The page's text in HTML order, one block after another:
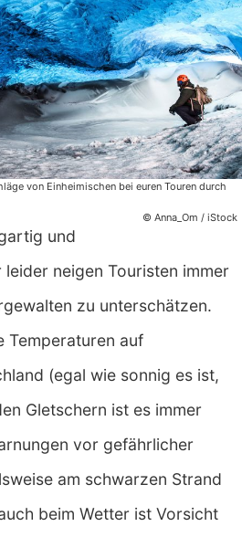
von Einheimischen bei euren Touren durch
© Anna_Om / iStock
und
neigen Touristen immer
zu unterschätzen.
Temperaturen auf
(egal wie sonnig es ist,
Gletschern ist es immer
vor gefährlicher
am schwarzen Strand
beim Wetter ist Vorsicht